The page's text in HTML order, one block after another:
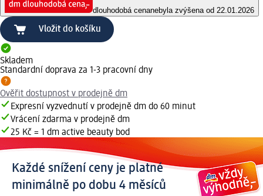
dlouhodobá cenanebyla zvýšena od 22.01.2026
Vložit do košíku
Skladem
Standardní doprava za 1-3 pracovní dny
Ověřit dostupnost v prodejně dm
Expresní vyzvednutí v prodejně dm do 60 minut
Vrácení zdarma v prodejně dm
25 Kč = 1 dm active beauty bod
Každé snížení ceny je platné
minimálně po dobu 4 měsíců